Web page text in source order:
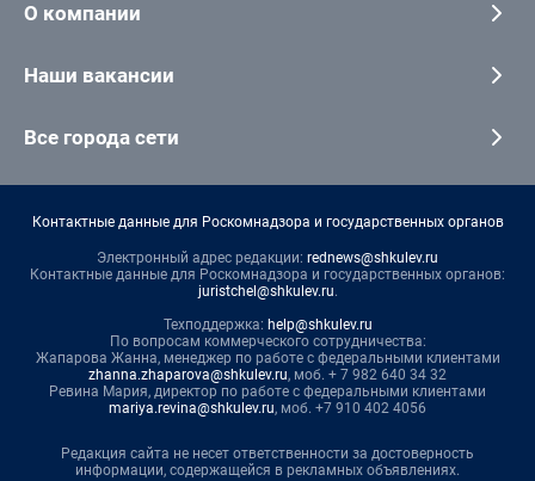
О компании
Наши вакансии
Все города сети
Контактные данные для Роскомнадзора и государственных органов
Электронный адрес редакции: rednews@shkulev.ru
Контактные данные для Роскомнадзора и государственных органов:
juristchel@shkulev.ru.
Техподдержка: help@shkulev.ru
По вопросам коммерческого сотрудничества:
Жапарова Жанна, менеджер по работе с федеральными клиентами
zhanna.zhaparova@shkulev.ru, моб. + 7 982 640 34 32
Ревина Мария, директор по работе с федеральными клиентами
mariya.revina@shkulev.ru, моб. +7 910 402 4056
Редакция сайта не несет ответственности за достоверность
информации, содержащейся в рекламных объявлениях.